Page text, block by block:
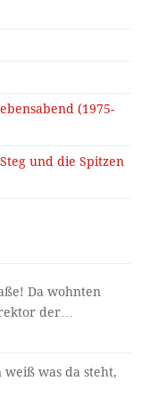
(1975-
und die Spitzen
Da wohnten
der…
weiß was da steht,